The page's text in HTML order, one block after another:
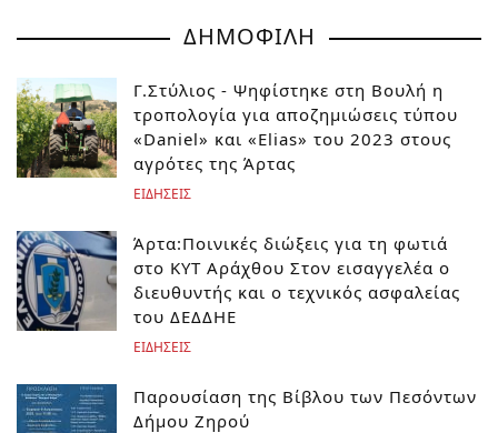
ΔΗΜΟΦΙΛΗ
Γ.Στύλιος - Ψηφίστηκε στη Βουλή η
τροπολογία για αποζημιώσεις τύπου
«Daniel» και «Elias» του 2023 στους
αγρότες της Άρτας
ΕΙΔΗΣΕΙΣ
Άρτα:Ποινικές διώξεις για τη φωτιά
στο ΚΥΤ Αράχθου Στον εισαγγελέα ο
διευθυντής και ο τεχνικός ασφαλείας
του ΔΕΔΔΗΕ
ΕΙΔΗΣΕΙΣ
Παρουσίαση της Βίβλου των Πεσόντων
Δήμου Ζηρού